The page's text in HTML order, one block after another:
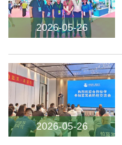
2026-05-26
2026-05-26
饲料添加剂
禽用系列
中药颗粒剂
散剂
粉剂、预混剂
溶液剂